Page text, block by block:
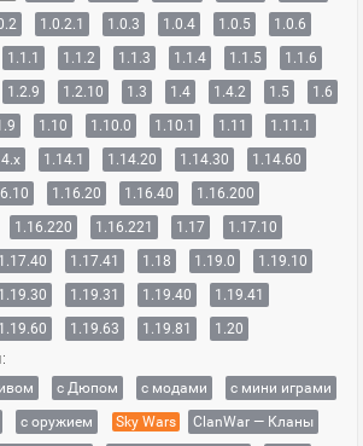
1.0.2.1 1.0.3 1.0.4 1.0.5
1.0.6
1.1.1 1.1.2 1.1.3 1.1.4 1.1.5
1.1.6
1.2.9 1.2.10 1.3 1.4 1.4.2 1.5
1.6
1.10 1.10.0 1.10.1 1.11
1.11.1
1.14.1 1.14.20 1.14.30
1.14.60
1.16.20 1.16.40
1.16.200
1.16.220 1.16.221 1.17
1.17.10
1.17.40 1.17.41 1.18 1.19.0
1.19.10
1.19.30 1.19.31 1.19.40
1.19.41
1.19.60 1.19.63 1.19.81 1.20
с Дюпом с модами
с мини играми
с оружием Sky Wars
ClanWar — Кланы